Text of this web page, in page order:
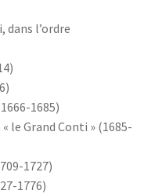
dans l’ordre
1685)
le Grand Conti » (1685-
1727)
1776)